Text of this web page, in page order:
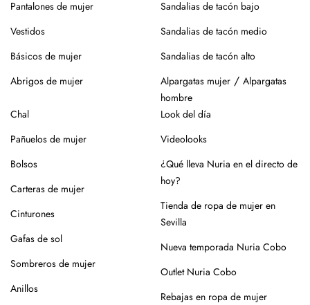
Pantalones de mujer
Vestidos
Básicos de mujer
Abrigos de mujer
Sandalias de tacón bajo
Sandalias de tacón medio
Sandalias de tacón alto
Alpargatas mujer / Alpargatas
hombre
Chal
Pañuelos de mujer
Bolsos
Carteras de mujer
Cinturones
Gafas de sol
Sombreros de mujer
Anillos
Look del día
Videolooks
¿Qué lleva Nuria en el directo de
hoy?
Tienda de ropa de mujer en
Sevilla
Nueva temporada Nuria Cobo
Outlet Nuria Cobo
Rebajas en ropa de mujer